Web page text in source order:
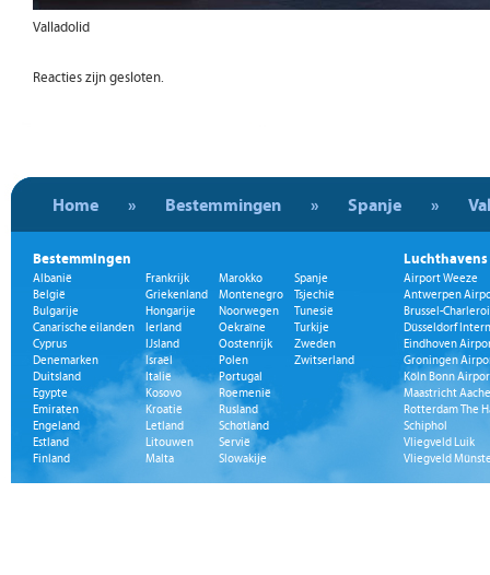
Valladolid
Reacties zijn gesloten.
Home » Bestemmingen » Spanje »
Bestemmingen
Albanië
België
Bulgarije
Canarische eilanden
Cyprus
Denemarken
Duitsland
Egypte
Emiraten
Engeland
Estland
Finland
Frankrijk
Griekenland
Hongarije
Ierland
IJsland
Israël
Italië
Kosovo
Kroatië
Letland
Litouwen
Malta
Marokko
Montenegro
Noorwegen
Oekraïne
Oostenrijk
Polen
Portugal
Roemenië
Rusland
Schotland
Servië
Slowakije
Spanje
Tsjechië
Tunesië
Turkije
Zweden
Zwitserland
Luchthavens
Airport Weeze
Antwerpen
Brussel-
Düsseldorf
Eindhoven
Groningen
Köln Bonn
Maastricht
Rotterdam The
Schiphol
Vliegveld Luik
Vliegveld